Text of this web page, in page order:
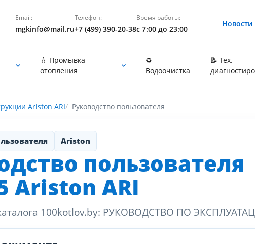
Email:
mgkinfo@mail.ru
Телефон:
+7 (499) 390-20-38
Время работы:
с 7:00 до 23:00
💧 Промывка
отопления
♻️
Водоочистка
📝 Тех.
Ariston ARI Руководство пользователя
Ariston
пользователя
Ariston ARI
100kotlov.by: РУКОВОДСТВО ПО